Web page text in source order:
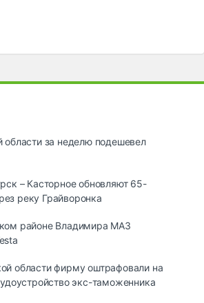
области за неделю подешевел
– Касторное обновляют 65-
реку Грайворонка
районе Владимира МАЗ
области фирму оштрафовали на
экс-таможенника